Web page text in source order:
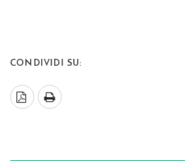
CONDIVIDI SU: